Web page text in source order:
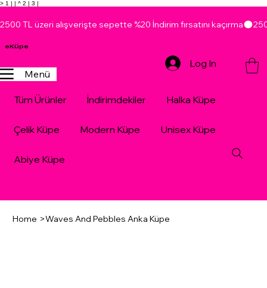
> 1 | | ^ 2 | 3 |
2500 TL üzeri alışverişte sepette %20 İndirim fırsatını kaçırma
Menü
eKüpe
Tüm Ürünler İndirimdekiler Halka Küpe
Çelik Küpe Modern Küpe Unisex Küpe
Abiye Küpe
Log In
Home >Waves And Pebbles Anka Küpe